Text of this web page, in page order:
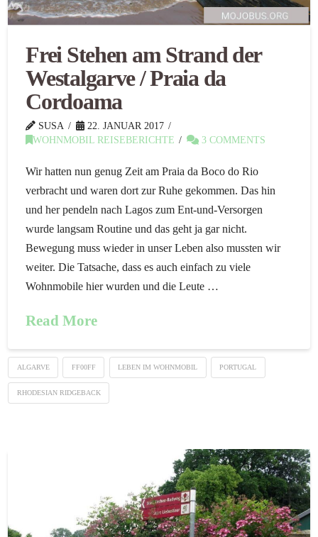
Frei Stehen am Strand der
Westalgarve / Praia da
Cordoama
SUSA
22. JANUAR 2017
WOHNMOBIL REISEBERICHTE
3 COMMENTS
Wir hatten nun genug Zeit am Praia da Boco do Rio
verbracht und waren dort zur Ruhe gekommen. Das hin
und her pendeln nach Lagos zum Ent-und-Versorgen
wurde langsam Routine und das geht ja gar nicht.
Bewegung muss wieder in unser Leben also mussten wir
weiter. Die Tatsache, dass es auch einfach zu viele
Wohnmobile hier wurden und die Leute …
Read More
ALGARVE FF00FF LEBEN IM WOHNMOBIL PORTUGAL
RHODESIAN RIDGEBACK